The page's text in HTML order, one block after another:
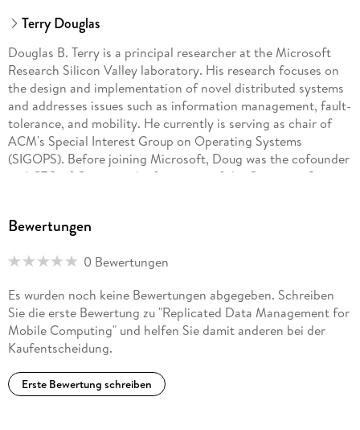
Terry Douglas
Douglas B. Terry is a principal researcher at the Microsoft
Research Silicon Valley laboratory. His research focuses on
the design and implementation of novel distributed systems
and addresses issues such as information management, fault-
tolerance, and mobility. He currently is serving as chair of
ACM's Special Interest Group on Operating Systems
(SIGOPS). Before joining Microsoft, Doug was the cofounder
and CTO of Cogenia, chief scientist of the Computer Science
regularly teaches a graduate course on distributed systems.
Bewertungen
0 Bewertungen
Es wurden noch keine Bewertungen abgegeben. Schreiben
Sie die erste Bewertung zu "Replicated Data Management for
Mobile Computing" und helfen Sie damit anderen bei der
Kaufentscheidung.
Erste Bewertung schreiben